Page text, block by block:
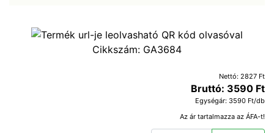
Cikkszám: GA3684
Nettó: 2827 Ft
Bruttó: 3590 Ft
Egységár: 3590 Ft/db
Az ár tartalmazza az ÁFA-t!